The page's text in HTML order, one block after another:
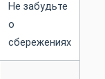
Не забудьте
о
сбережениях